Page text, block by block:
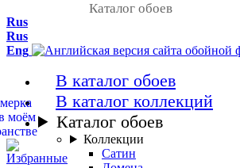
Каталог обоев
Rus
Rus
Eng
В каталог обоев
В каталог коллекций
Каталог обоев
Коллекции
Сатин